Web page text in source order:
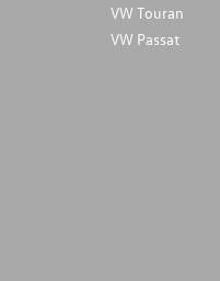
VW Touran
VW Passat